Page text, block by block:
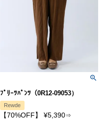
ﾌﾟﾘｰﾂﾊﾟﾝﾂ（0R12-09053）
Rewde
【70%OFF】 ¥5,390⇒